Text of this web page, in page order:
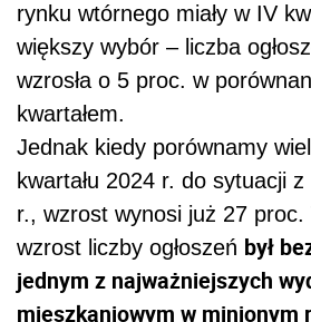
rynku wtórnego miały w IV
większy wybór – liczba
wzrosła o 5 proc. w
kwartałem.
Jednak kiedy porównamy
kwartału 2024 r. do sytuacji
r., wzrost wynosi już 27 proc.
wzrost liczby ogłoszeń był
jednym z najważniejszych
mieszkaniowym w minionym